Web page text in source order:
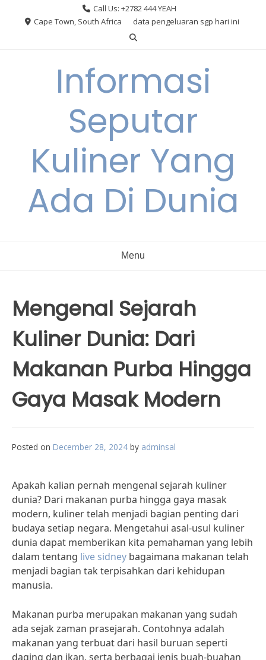
Call Us: +2782 444 YEAH
Cape Town, South Africa
data pengeluaran sgp hari ini
Informasi
Seputar
Kuliner Yang
Ada Di Dunia
Menu
Mengenal Sejarah
Kuliner Dunia: Dari
Makanan Purba Hingga
Gaya Masak Modern
Posted on December 28, 2024 by adminsal
Apakah kalian pernah mengenal sejarah kuliner
dunia? Dari makanan purba hingga gaya masak
modern, kuliner telah menjadi bagian penting dari
budaya setiap negara. Mengetahui asal-usul kuliner
dunia dapat memberikan kita pemahaman yang lebih
dalam tentang live sidney bagaimana makanan telah
menjadi bagian tak terpisahkan dari kehidupan
manusia.
Makanan purba merupakan makanan yang sudah
ada sejak zaman prasejarah. Contohnya adalah
makanan yang terbuat dari hasil buruan seperti
daging dan ikan, serta berbagai jenis buah-buahan